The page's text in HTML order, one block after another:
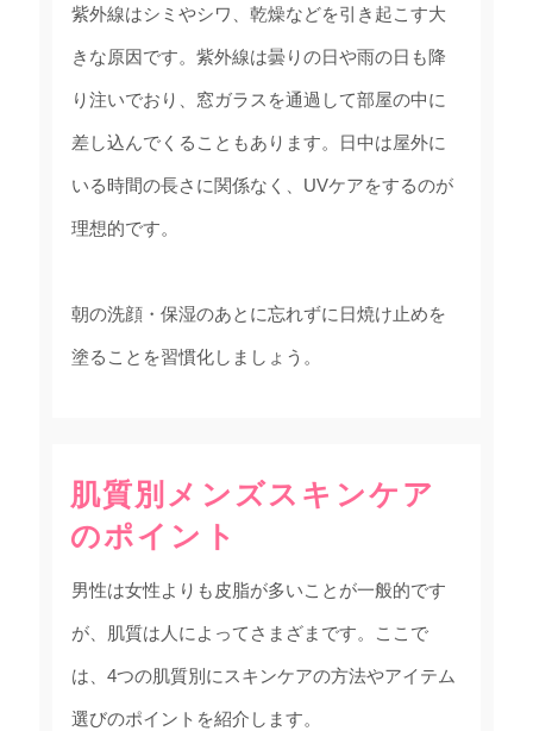
紫外線はシミやシワ、乾燥などを引き起こす大
きな原因です。紫外線は曇りの日や雨の日も降
り注いでおり、窓ガラスを通過して部屋の中に
差し込んでくることもあります。日中は屋外に
いる時間の長さに関係なく、UVケアをするのが
理想的です。
朝の洗顔・保湿のあとに忘れずに日焼け止めを
塗ることを習慣化しましょう。
肌質別メンズスキンケア
のポイント
男性は女性よりも皮脂が多いことが一般的です
が、肌質は人によってさまざまです。ここで
は、4つの肌質別にスキンケアの方法やアイテム
選びのポイントを紹介します。